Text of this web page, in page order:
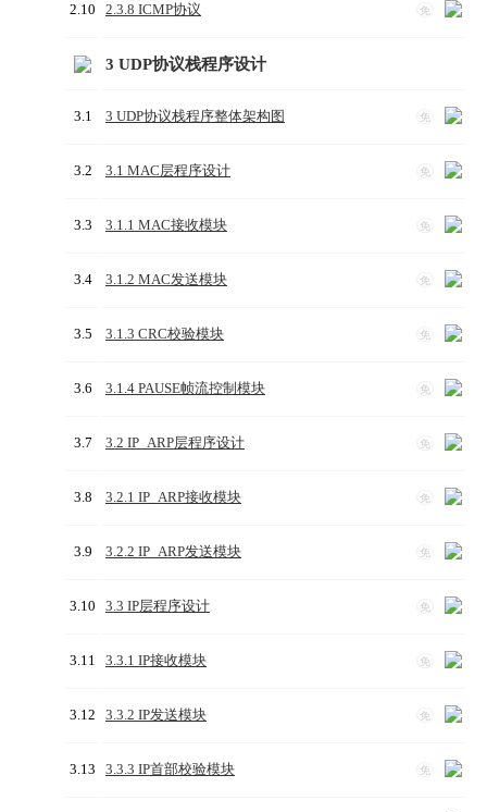
2.10 免
2.3.8 ICMP协议
3 UDP协议栈程序设计
3.1 免
3 UDP协议栈程序整体架构图
3.2 免
3.1 MAC层程序设计
3.3 免
3.1.1 MAC接收模块
3.4 免
3.1.2 MAC发送模块
3.5 免
3.1.3 CRC校验模块
3.6 免
3.1.4 PAUSE帧流控制模块
3.7 免
3.2 IP_ARP层程序设计
3.8 免
3.2.1 IP_ARP接收模块
3.9 免
3.2.2 IP_ARP发送模块
3.10 免
3.3 IP层程序设计
3.11 免
3.3.1 IP接收模块
3.12 免
3.3.2 IP发送模块
3.13 免
3.3.3 IP首部校验模块